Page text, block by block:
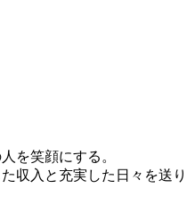
を笑顔にする。
収入と充実した日々を送